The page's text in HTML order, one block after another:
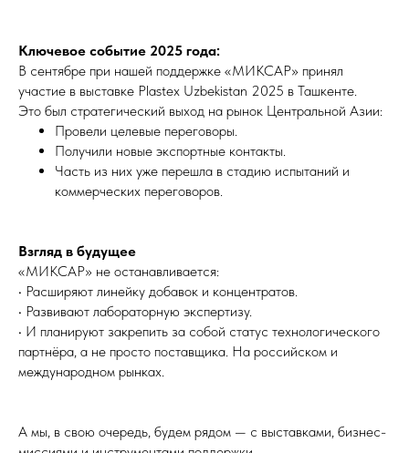
Ключевое событие 2025 года:
В сентябре при нашей поддержке «МИКСАР» принял
участие в выставке Plastex Uzbekistan 2025 в Ташкенте.
Это был стратегический выход на рынок Центральной Азии:
Провели целевые переговоры.
Получили новые экспортные контакты.
Часть из них уже перешла в стадию испытаний и
коммерческих переговоров.
Взгляд в будущее
«МИКСАР» не останавливается:
• Расширяют линейку добавок и концентратов.
• Развивают лабораторную экспертизу.
• И планируют закрепить за собой статус технологического
партнёра, а не просто поставщика. На российском и
международном рынках.
А мы, в свою очередь, будем рядом — с выставками, бизнес-